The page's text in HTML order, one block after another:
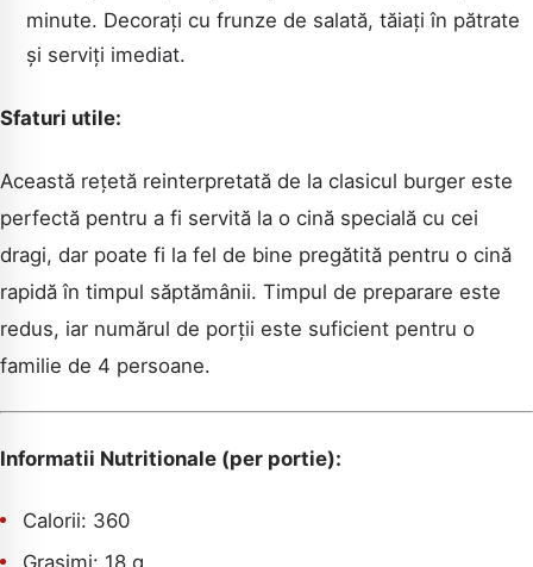
minute. Decorați cu frunze de salată, tăiați în pătrate
și serviți imediat.
Sfaturi utile:
Această rețetă reinterpretată de la clasicul burger este
perfectă pentru a fi servită la o cină specială cu cei
dragi, dar poate fi la fel de bine pregătită pentru o cină
rapidă în timpul săptămânii. Timpul de preparare este
redus, iar numărul de porții este suficient pentru o
familie de 4 persoane.
Informatii Nutritionale (per portie):
Calorii: 360